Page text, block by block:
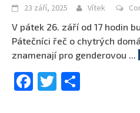
23 září, 2025 Vítek
V pátek 26. září od 17 hodin
Pátečníci řeč o chytrých
znamenají pro genderovou ...
Facebook
Twitter